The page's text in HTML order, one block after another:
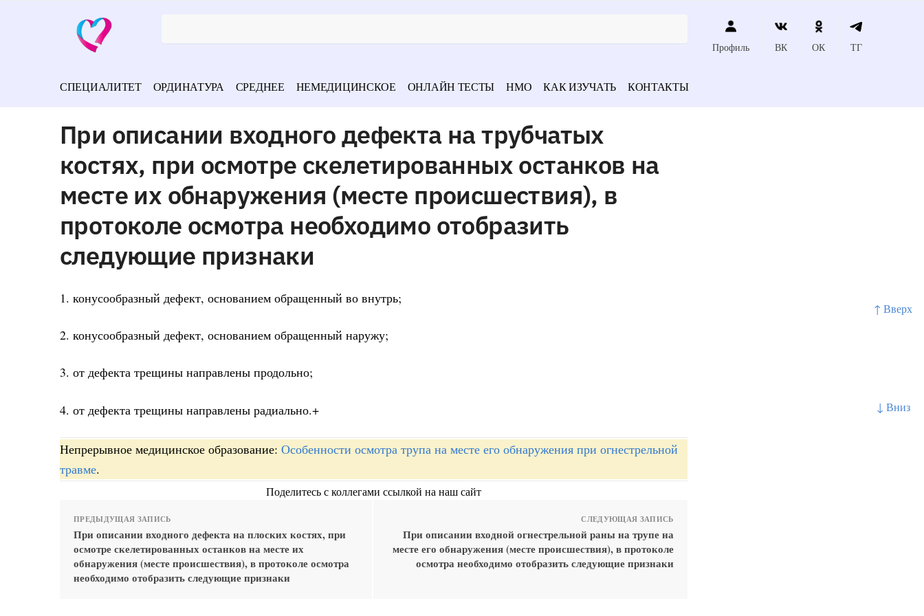
↑ Вверх
↓ Вниз
Профиль ВК ОК ТГ
СПЕЦИАЛИТЕТ ОРДИНАТУРА СРЕДНЕЕ НЕМЕДИЦИНСКОЕ ОНЛАЙН ТЕСТЫ НМО КАК ИЗУЧАТЬ КОНТАКТЫ
При описании входного дефекта на трубчатых
костях, при осмотре скелетированных останков на
месте их обнаружения (месте происшествия), в
протоколе осмотра необходимо отобразить
следующие признаки
1. конусообразный дефект, основанием обращенный во внутрь;
2. конусообразный дефект, основанием обращенный наружу;
3. от дефекта трещины направлены продольно;
4. от дефекта трещины направлены радиально.+
Непрерывное медицинское образование: Особенности осмотра трупа на месте его обнаружения при огнестрельной
травме.
Поделитесь с коллегами ссылкой на наш сайт
ПРЕДЫДУЩАЯ ЗАПИСЬ
При описании входного дефекта на плоских костях, при
осмотре скелетированных останков на месте их
обнаружения (месте происшествия), в протоколе осмотра
необходимо отобразить следующие признаки
СЛЕДУЮЩАЯ ЗАПИСЬ
При описании входной огнестрельной раны на трупе на
месте его обнаружения (месте происшествия), в протоколе
осмотра необходимо отобразить следующие признаки